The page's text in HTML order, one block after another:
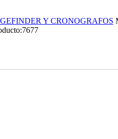
Y CRONOGRAFOS
7677